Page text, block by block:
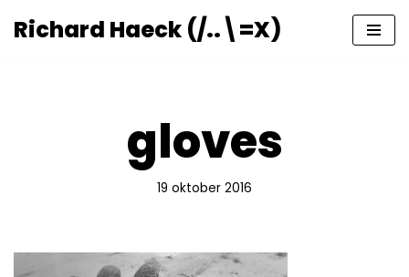
Richard Haeck (/..\=X)
gloves
19 oktober 2016